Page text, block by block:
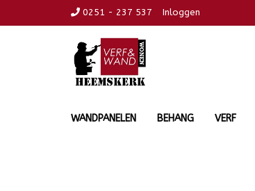
0251 - 237 537 Inloggen
WANDPANELEN BEHANG VERF